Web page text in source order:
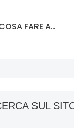
FARE A…
SUL